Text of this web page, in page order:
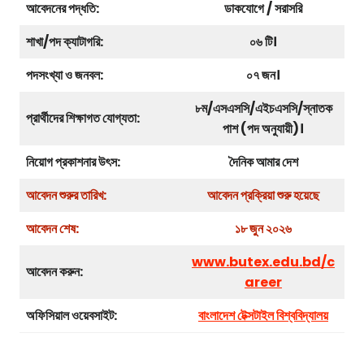
আবেদনের পদ্ধতি:
ডাকযোগে / সরাসরি
শাখা/পদ ক্যাটাগরি:
০৬ টি।
পদসংখ্যা ও জনবল:
০৭ জন।
প্রার্থীদের শিক্ষাগত যোগ্যতা:
৮ম/এসএসসি/এইচএসসি/স্নাতক
পাশ (পদ অনুযায়ী)।
নিয়োগ প্রকাশনার উৎস:
দৈনিক আমার দেশ
আবেদন শুরুর তারিখ:
আবেদন প্রক্রিয়া শুরু হয়েছে
আবেদন শেষ:
১৮ জুন ২০২৬
আবেদন করুন:
www.butex.edu.bd/c
areer
অফিসিয়াল ওয়েবসাইট:
বাংলাদেশ টেক্সটাইল বিশ্ববিদ্যালয়